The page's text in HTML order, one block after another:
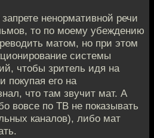
ненормативной речи
то по моему убеждению
матом, но при этом
системы
чтобы зритель идя на
покупая его на
что там звучит мат. А
вовсе по ТВ не показывать
каналов), либо мат